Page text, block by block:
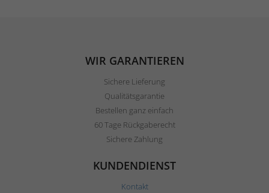
WIR GARANTIEREN
Sichere Lieferung
Qualitätsgarantie
Bestellen ganz einfach
60 Tage Rückgaberecht
Sichere Zahlung
KUNDENDIENST
Kontakt